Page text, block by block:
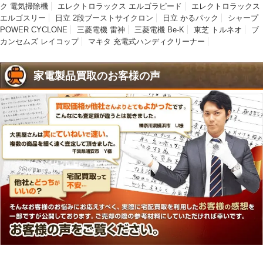
ク 電気掃除機
エレクトロラックス エルゴラピード
エレクトロラックス
エルゴスリー
日立 2段ブーストサイクロン 日立 かるパック
シャープ
POWER CYCLONE
三菱電機 雷神 三菱電機 Be-K 東芝 トルネオ
ブ
カンセムズ レイコップ
マキタ 充電式ハンディクリーナー
家電製品買取のお客様の声